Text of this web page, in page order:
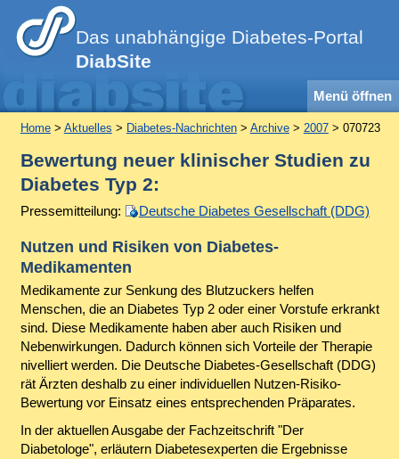
Das unabhängige Diabetes-Portal
DiabSite
Menü öffnen
Home> Aktuelles > Diabetes-Nachrichten> Archive> 2007> 070723
Bewertung neuer klinischer Studien zu
Diabetes Typ 2:
Pressemitteilung: Deutsche Diabetes Gesellschaft (DDG)
Nutzen und Risiken von Diabetes-
Medikamenten
Medikamente zur Senkung des Blutzuckers helfen
Menschen, die an Diabetes Typ 2 oder einer Vorstufe erkrankt
sind. Diese Medikamente haben aber auch Risiken und
Nebenwirkungen. Dadurch können sich Vorteile der Therapie
nivelliert werden. Die Deutsche Diabetes-Gesellschaft (DDG)
rät Ärzten deshalb zu einer individuellen Nutzen-Risiko-
Bewertung vor Einsatz eines entsprechenden Präparates.
In der aktuellen Ausgabe der Fachzeitschrift "Der
Diabetologe", erläutern Diabetesexperten die Ergebnisse